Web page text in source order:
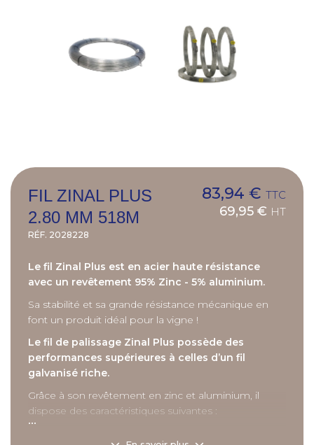
FIL ZINAL PLUS
2.80 MM 518M
RÉF. 2028228
83,94 € TTC
69,95 € HT
Le fil Zinal Plus est en acier haute résistance
avec un revêtement 95% Zinc - 5% aluminium.
Sa stabilité et sa grande résistance mécanique en
font un produit idéal pour la vigne !
Le fil de palissage Zinal Plus possède des
performances supérieures à celles d’un fil
galvanisé riche.
Grâce à son revêtement en zinc et aluminium, il
dispose des caractéristiques suivantes :
...